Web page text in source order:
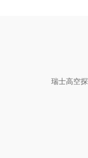
瑞士高空